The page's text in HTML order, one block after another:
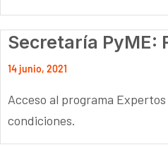
Secretaría PyME:
14 junio, 2021
Acceso al programa
condiciones.